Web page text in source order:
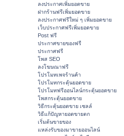
ลงประกาศเพิ่มยอดขาย
ฝากร้านฟรีเพิ่มยอดขาย
ลงประกาศฟรีใหม่ ๆ เพิ่มยอดขาย
เว็บประกาศฟรีเพิ่มยอดขาย
Post ฟรี
ประกาศขายของฟรี
ประกาศฟรี
โพส SEO
ลงโฆษณาฟรี
โปรโมทเพจร้านค้า
โปรโมทกระตุ้นยอดขาย
โปรโมทฟรีออนไลน์กระตุ้นยอดขาย
โพสกระตุ้นยอดขาย
วิธีกระตุ้นยอดขาย เซลล์
วิธีแก้ปัญหายอดขายตก
เริ่มต้นขายของ
แหล่งรับของมาขายออนไลน์